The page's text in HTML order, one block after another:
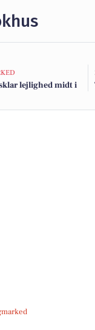
lejlighed midt i
er solgt for 3.750.000